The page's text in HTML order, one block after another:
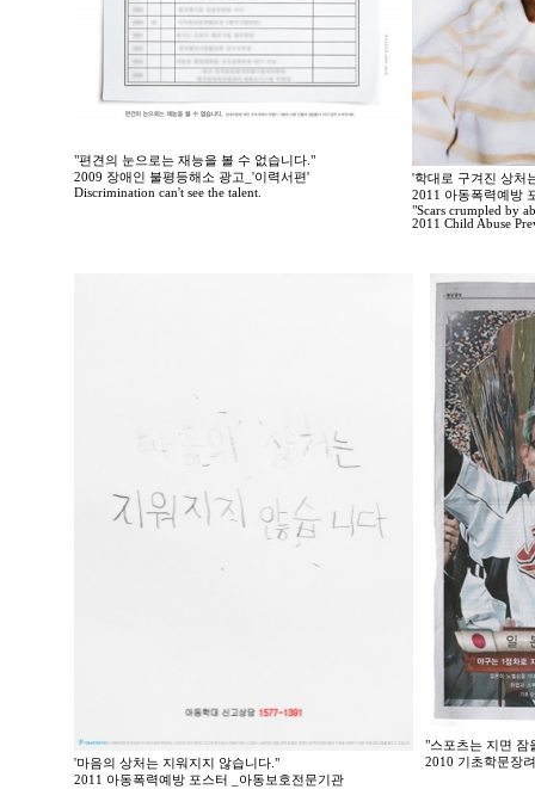
"편견의 눈으로는 재능을 볼 수 없습니다."
2009 장애인 불평등해소 광고_'이력서편'
Discrimination can't see the talent.
'학대로 구겨진 상처
2011 아동폭력예방
"Scars crumpled by
2011 Child Abuse
'마음의 상처는 지워지지 않습니다."
2011 아동폭력예방 포스터 _아동보호전문기관
"스포츠는 지면 잠
2010 기초학문장